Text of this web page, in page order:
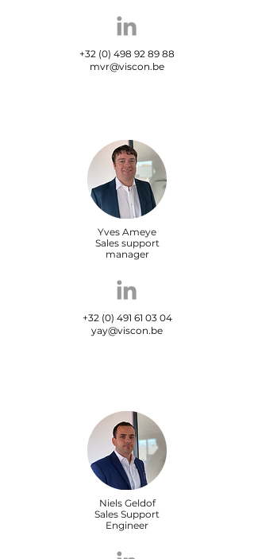
+32 (0) 498 92 89 88
mvr@viscon.be
Yves Ameye
Sales support
manager
+32 (0) 491 61 03 04
yay@viscon.be
Niels Geldof
Sales Support
Engineer